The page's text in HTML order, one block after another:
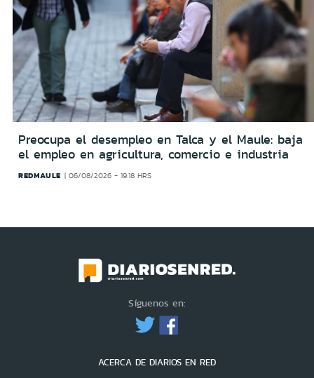
Preocupa el desempleo en Talca y el Maule: baja
el empleo en agricultura, comercio e industria
REDMAULE 06/08/2026 - 19:18 HRS
Síguenos en:
ACERCA DE DIARIOS EN RED